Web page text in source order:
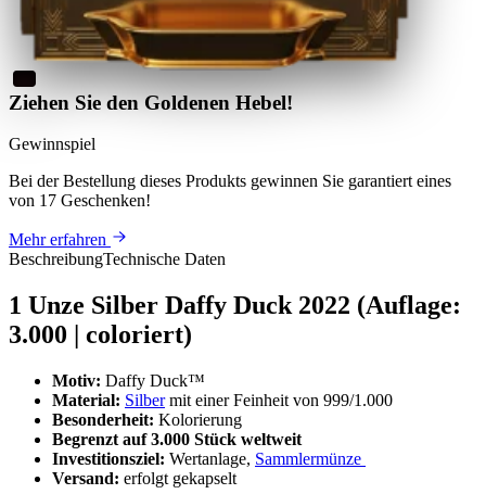
Ziehen Sie den Goldenen Hebel!
Gewinnspiel
Bei der Bestellung dieses Produkts gewinnen Sie garantiert eines
von 17 Geschenken!
Mehr erfahren
BeschreibungTechnische Daten
1 Unze Silber Daffy Duck 2022 (Auflage:
3.000 | coloriert)
Motiv: Daffy Duck™
Material: Silbermit einer Feinheit von 999/1.000
Besonderheit: Kolorierung
Begrenzt auf 3.000 Stück weltweit
Investitionsziel: Wertanlage, Sammlermünze
Versand: erfolgt gekapselt